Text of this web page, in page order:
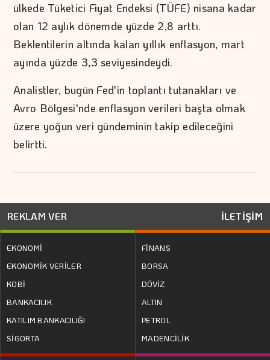
ülkede Tüketici Fiyat Endeksi (TÜFE) nisana kadar
olan 12 aylık dönemde yüzde 2,8 arttı.
Beklentilerin altında kalan yıllık enflasyon, mart
ayında yüzde 3,3 seviyesindeydi.
Analistler, bugün Fed'in toplantı tutanakları ve
Avro Bölgesi'nde enflasyon verileri başta olmak
üzere yoğun veri gündeminin takip edileceğini
belirtti.
REKLAM VER İLETİŞİM
EKONOMİ
EKONOMİK VERİLER
KOBİ
BANKACILIK
KATILIM BANKACILIĞI
SİGORTA
FİNANS
BORSA
DÖVİZ
ALTIN
PETROL
MADENCİLİK